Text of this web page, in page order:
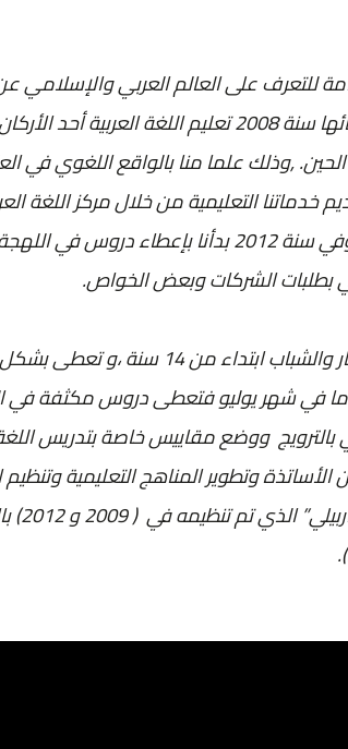
للتعرف على العالم العربي والإسلامي
جعلت مؤسسة البيت العربي منذ إنشائها سنة 2008 تعليم
,وذلك علما منا بالواقع اللغوي في
خدماتنا التعليمية من خلال مركز اللغة
العربية المعاصرة والدارجة المغربية. وفي سنة 2012
بطلبات الشركات وبعض الخواص.
هذه الدورات التعليمية موجهة للكبار
في شهر يوليو فتعطى دروس مكثفة في
ووضع مقاييس خاصة بتدريس اللغة
الأساتذة وتطوير المناهج التعليمية